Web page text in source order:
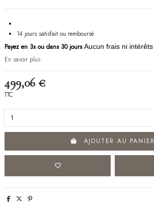
14 jours satisfait ou remboursé
Payez en 3x ou dans 30 joursAucun frais ni intérêts
En savoir plus
499,06 €
TTC
AJOUTER AU PANIER